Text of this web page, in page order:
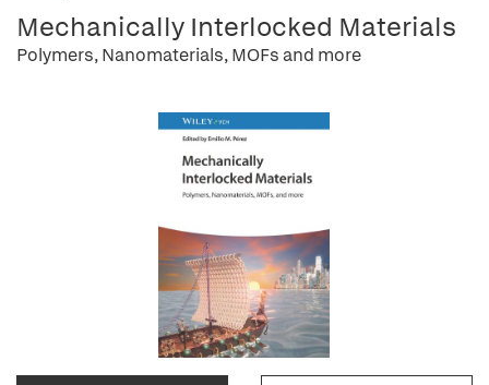
Mechanically Interlocked Materials
Polymers, Nanomaterials, MOFs and more